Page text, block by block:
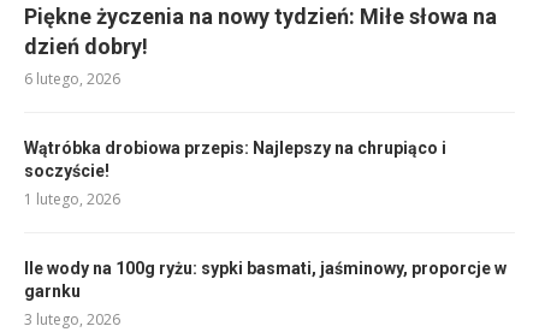
Piękne życzenia na nowy tydzień: Miłe słowa na
dzień dobry!
6 lutego, 2026
Wątróbka drobiowa przepis: Najlepszy na chrupiąco i
soczyście!
1 lutego, 2026
Ile wody na 100g ryżu: sypki basmati, jaśminowy, proporcje w
garnku
3 lutego, 2026